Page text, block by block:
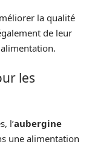
la qualité
de leur
les
l’aubergine
une alimentation